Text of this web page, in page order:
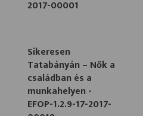
2017-00001
Sikeresen
Tatabányán – Nők a
családban és a
munkahelyen -
EFOP-1.2.9-17-2017-